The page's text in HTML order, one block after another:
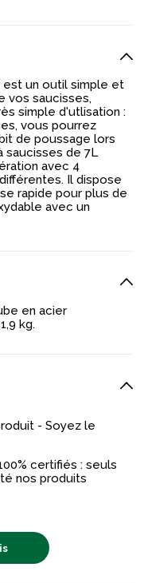
est un outil simple et
vos saucisses,
simple d'utlisation :
vous pourrez
de poussage lors
saucisses de 7L
avec 4
Il dispose
rapide pour plus de
avec un
en acier
kg.
- Soyez le
certifiés : seuls
nos produits